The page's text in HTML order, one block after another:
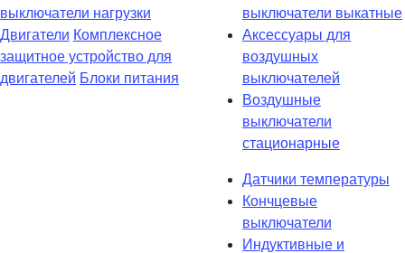
выключатели нагрузки
Двигатели Комплексное
защитное устройство для
двигателей Блоки питания
выключатели выкатные
Аксессуары для
воздушных
выключателей
Воздушные
выключатели
стационарные
Датчики температуры
Кончцевые
выключатели
Индуктивные и